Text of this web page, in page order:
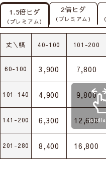
1.5倍ヒダ
（プレミアム）
2倍ヒダ
（プレミアム）
丈＼幅 40-100 101-200
60-100 3,900 7,800
101-140 4,900 9,800
141-200 6,300 12,600
201-280 8,400 16,800